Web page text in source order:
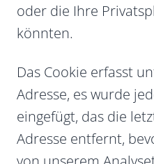
oder die Ihre
könnten.
Das Cookie erfasst
Adresse, es wurde
eingefügt, das die
Adresse entfernt,